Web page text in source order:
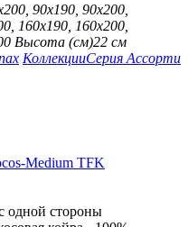
90х190, 90х200,
160х190, 160х200,
Высота (см)22 см
КоллекцииСерия Ассорти
Medium TFK
одной стороны